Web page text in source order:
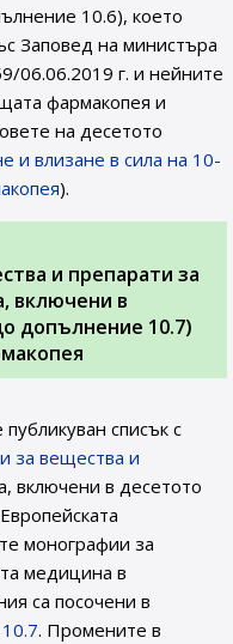
10.6), което
Заповед на министъра
06.06.2019 г. и нейните
фармакопея и
на десетото
и влизане в сила на 10-
).
и препарати за
включени в
допълнение 10.7)
списък с
за вещества и
включени в десетото
монографии за
медицина в
са посочени в
. Промените в